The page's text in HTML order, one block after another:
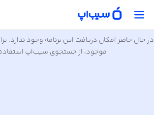
در حال حاضر امکان دریافت این برنامه وجود ندارد.
موجود، از جستجوی سیب‌اپ